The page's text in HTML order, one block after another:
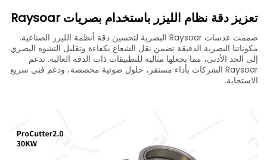
تعزيز دقة نظام الليزر باستخدام بصريات Raysoar
صممت عدسات Raysoar البصرية لتحسين دقة أنظمة الليزر الصناعية.
مكوناتنا البصرية الدقيقة تضمن نقل الشعاع بكفاءة وتقليل التشوه البصري
إلى الحد الأدنى، مما يجعلها مثالية للتطبيقات ذات الدقة العالية. تدعم
Raysoar الشركات بأداء مستقر، حلول ضوئية مخصصة، ودعم فني سريع
الاستجابة.